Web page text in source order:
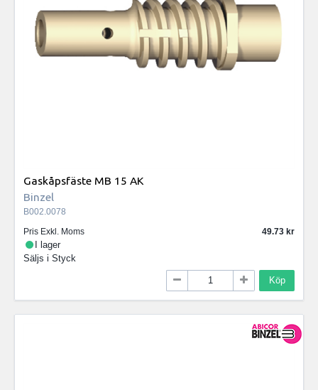
Gaskåpsfäste MB 15 AK
Binzel
B002.0078
Pris Exkl. Moms
49.73
I lager
Säljs i Styck
Köp